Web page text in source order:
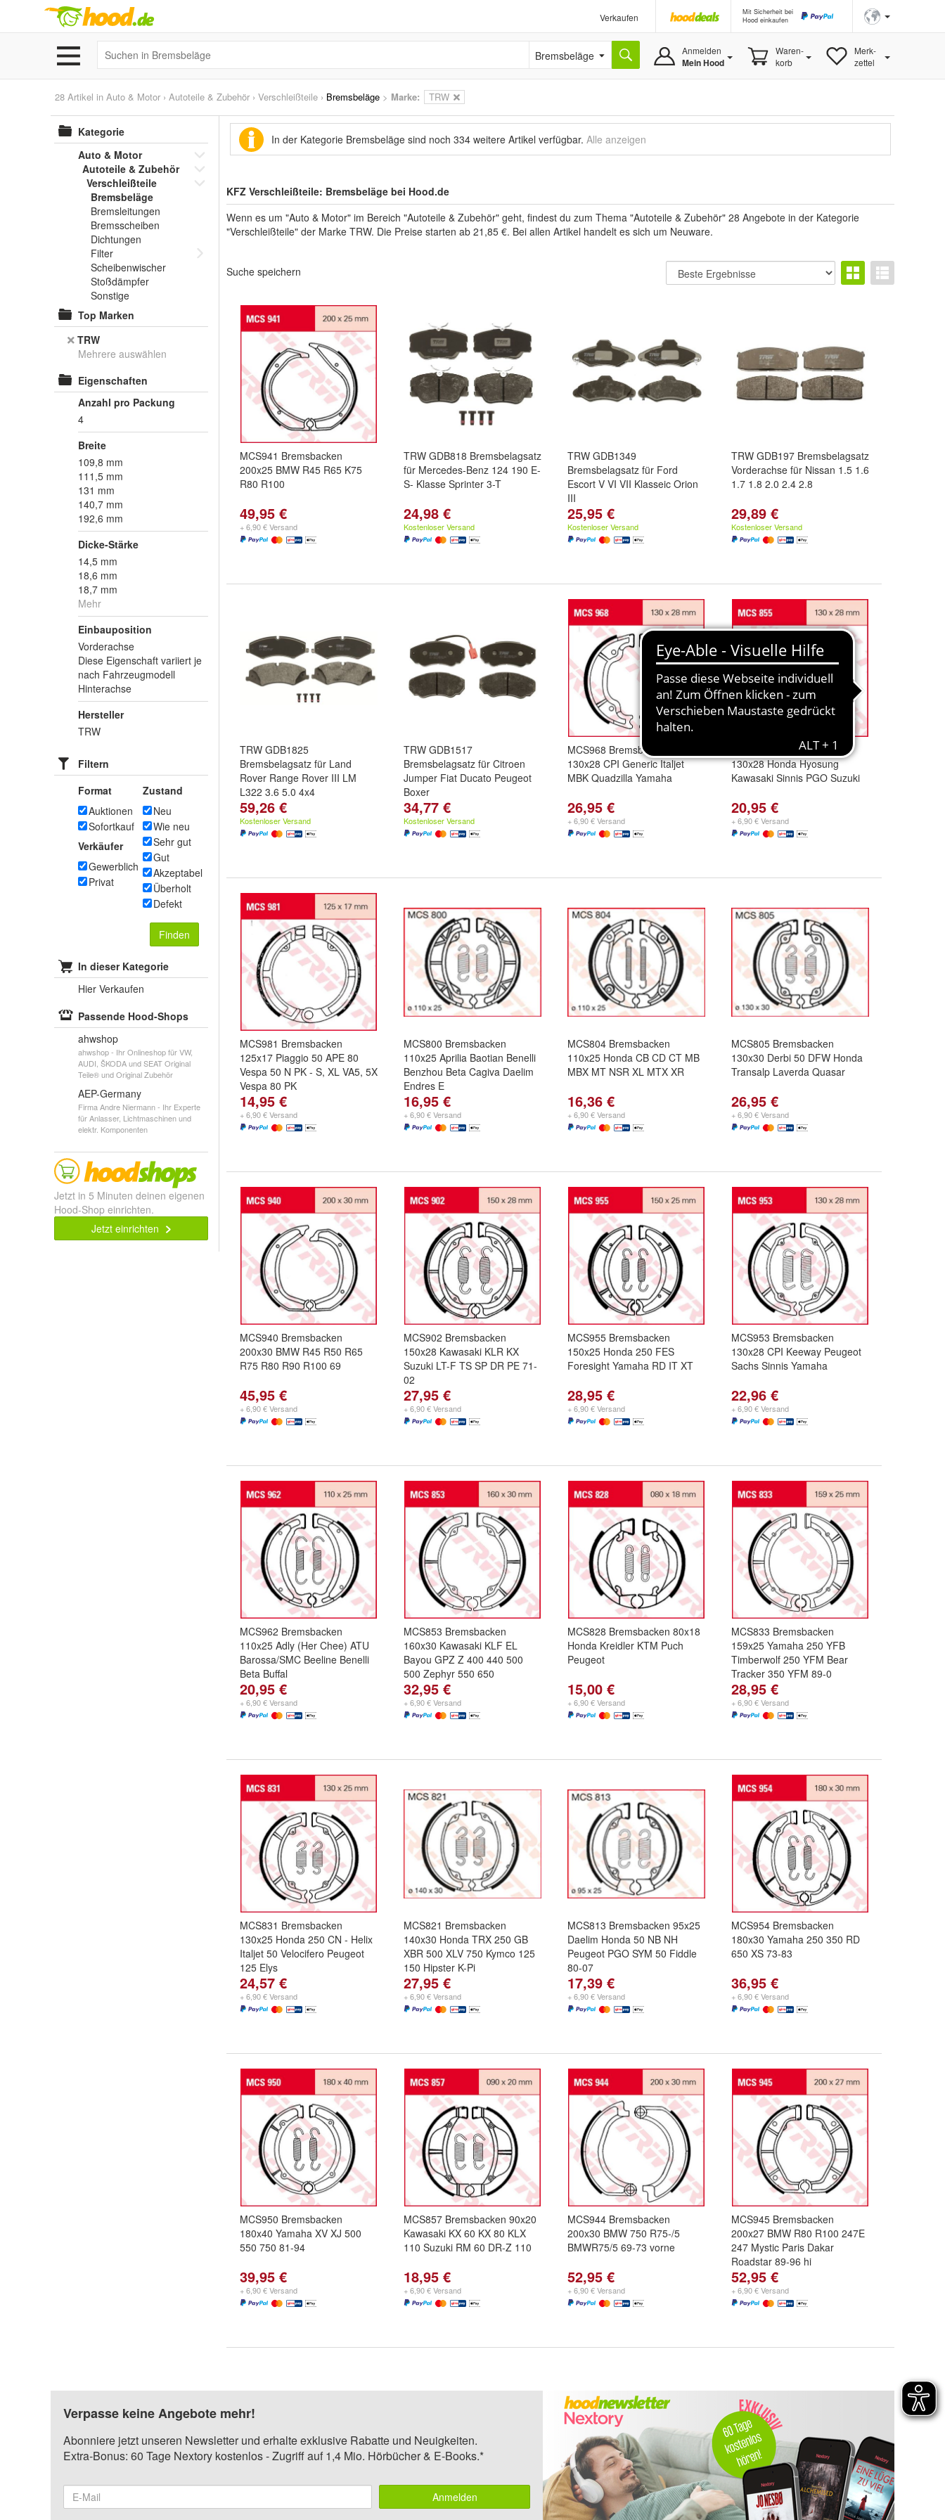
Verkaufen
Mit Sicherheit bei
Hood einkaufen
Bremsbeläge Anmelden
Mein Hood
Waren-
korb
Merk-
zettel
28 Artikel in Auto & Motor › Autoteile & Zubehör › Verschleißteile › Bremsbeläge > Marke: TRW
Kategorie
Auto & Motor
Autoteile & Zubehör
Verschleißteile
Bremsbeläge
Bremsleitungen
Bremsscheiben
Dichtungen
Filter
Scheibenwischer
Stoßdämpfer
Sonstige
Top Marken
TRW
Mehrere auswählen
Eigenschaften
Anzahl pro Packung
4
Breite
109,8 mm
111,5 mm
131 mm
140,7 mm
192,6 mm
Dicke-Stärke
14,5 mm
18,6 mm
18,7 mm
Mehr
Einbauposition
Vorderachse
Diese Eigenschaft variiert je
nach Fahrzeugmodell
Hinterachse
Hersteller
TRW
Filtern
Format
Auktionen
Sofortkauf
Verkäufer
Gewerblich
Privat
Zustand
Neu
Wie neu
Sehr gut
Gut
Akzeptabel
Überholt
Defekt
Finden
In dieser Kategorie
Hier Verkaufen
Passende Hood-Shops
ahwshop
ahwshop - Ihr Onlineshop für VW,
AUDI, ŠKODA und SEAT Original
Teile® und Original Zubehör
AEP-Germany
Firma Andre Niermann - Ihr Experte
für Anlasser, Lichtmaschinen und
elektr. Komponenten
Jetzt in 5 Minuten deinen eigenen
Hood-Shop einrichten.
Jetzt einrichten
In der Kategorie Bremsbeläge sind noch 334 weitere Artikel verfügbar. Alle anzeigen
KFZ Verschleißteile: Bremsbeläge bei Hood.de
Wenn es um "Auto & Motor" im Bereich "Autoteile & Zubehör" geht, findest du zum Thema "Autoteile & Zubehör" 28 Angebote in der Kategorie
"Verschleißteile" der Marke TRW. Die Preise starten ab 21,85 €. Bei allen Artikel handelt es sich um Neuware.
Suche speichern
MCS941 Bremsbacken
200x25 BMW R45 R65 K75
R80 R100
49,95 €
+ 6,90 € Versand
TRW GDB818 Bremsbelagsatz
für Mercedes-Benz 124 190 E-
S- Klasse Sprinter 3-T
24,98 €
Kostenloser Versand
TRW GDB1349
Bremsbelagsatz für Ford
Escort V VI VII Klasseic Orion
III
25,95 €
Kostenloser Versand
TRW GDB197 Bremsbelagsatz
Vorderachse für Nissan 1.5 1.6
1.7 1.8 2.0 2.4 2.8
29,89 €
Kostenloser Versand
TRW GDB1825
Bremsbelagsatz für Land
Rover Range Rover III LM
L322 3.6 5.0 4x4
59,26 €
Kostenloser Versand
TRW GDB1517
Bremsbelagsatz für Citroen
Jumper Fiat Ducato Peugeot
Boxer
34,77 €
Kostenloser Versand
MCS968 Bremsbacken
130x28 CPI Generic Italjet
MBK Quadzilla Yamaha
26,95 €
+ 6,90 € Versand
MCS855 Bremsbacken
130x28 Honda Hyosung
Kawasaki Sinnis PGO Suzuki
20,95 €
+ 6,90 € Versand
MCS981 Bremsbacken
125x17 Piaggio 50 APE 80
Vespa 50 N PK - S, XL VA5, 5X
Vespa 80 PK
14,95 €
+ 6,90 € Versand
MCS800 Bremsbacken
110x25 Aprilia Baotian Benelli
Benzhou Beta Cagiva Daelim
Endres E
16,95 €
+ 6,90 € Versand
MCS804 Bremsbacken
110x25 Honda CB CD CT MB
MBX MT NSR XL MTX XR
16,36 €
+ 6,90 € Versand
MCS805 Bremsbacken
130x30 Derbi 50 DFW Honda
Transalp Laverda Quasar
26,95 €
+ 6,90 € Versand
MCS940 Bremsbacken
200x30 BMW R45 R50 R65
R75 R80 R90 R100 69
45,95 €
+ 6,90 € Versand
MCS902 Bremsbacken
150x28 Kawasaki KLR KX
Suzuki LT-F TS SP DR PE 71-
02
27,95 €
+ 6,90 € Versand
MCS955 Bremsbacken
150x25 Honda 250 FES
Foresight Yamaha RD IT XT
28,95 €
+ 6,90 € Versand
MCS953 Bremsbacken
130x28 CPI Keeway Peugeot
Sachs Sinnis Yamaha
22,96 €
+ 6,90 € Versand
MCS962 Bremsbacken
110x25 Adly (Her Chee) ATU
Barossa/SMC Beeline Benelli
Beta Buffal
20,95 €
+ 6,90 € Versand
MCS853 Bremsbacken
160x30 Kawasaki KLF EL
Bayou GPZ Z 400 440 500
500 Zephyr 550 650
32,95 €
+ 6,90 € Versand
MCS828 Bremsbacken 80x18
Honda Kreidler KTM Puch
Peugeot
15,00 €
+ 6,90 € Versand
MCS833 Bremsbacken
159x25 Yamaha 250 YFB
Timberwolf 250 YFM Bear
Tracker 350 YFM 89-0
28,95 €
+ 6,90 € Versand
MCS831 Bremsbacken
130x25 Honda 250 CN - Helix
Italjet 50 Velocifero Peugeot
125 Elys
24,57 €
+ 6,90 € Versand
MCS821 Bremsbacken
140x30 Honda TRX 250 GB
XBR 500 XLV 750 Kymco 125
150 Hipster K-Pi
27,95 €
+ 6,90 € Versand
MCS813 Bremsbacken 95x25
Daelim Honda 50 NB NH
Peugeot PGO SYM 50 Fiddle
80-07
17,39 €
+ 6,90 € Versand
MCS954 Bremsbacken
180x30 Yamaha 250 350 RD
650 XS 73-83
36,95 €
+ 6,90 € Versand
MCS950 Bremsbacken
180x40 Yamaha XV XJ 500
550 750 81-94
39,95 €
+ 6,90 € Versand
MCS857 Bremsbacken 90x20
Kawasaki KX 60 KX 80 KLX
110 Suzuki RM 60 DR-Z 110
18,95 €
+ 6,90 € Versand
MCS944 Bremsbacken
200x30 BMW 750 R75-/5
BMWR75/5 69-73 vorne
52,95 €
+ 6,90 € Versand
MCS945 Bremsbacken
200x27 BMW R80 R100 247E
247 Mystic Paris Dakar
Roadstar 89-96 hi
52,95 €
+ 6,90 € Versand
Verpasse keine Angebote mehr!
Abonniere jetzt unseren Newsletter und erhalte exklusive Rabatte und Neuigkeiten.
Extra-Bonus: 60 Tage Nextory kostenlos - Zugriff auf 1,4 Mio. Hörbücher & E-Books.*
Anmelden